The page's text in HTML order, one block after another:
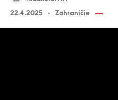
22.4.2025
Zahraničie